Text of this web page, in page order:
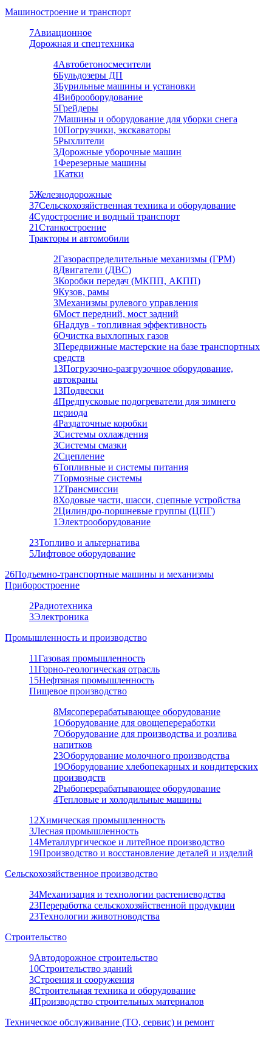
Машиностроение и транспорт
7Авиационное
Дорожная и спецтехника
4Автобетоносмесители
6Бульдозеры ДП
3Бурильные машины и установки
4Виброоборудование
5Грейдеры
7Машины и оборудование для уборки снега
10Погрузчики, экскаваторы
5Рыхлители
3Дорожные уборочные машин
1Ферезерные машины
1Катки
5Железнодорожные
37Сельскохозяйственная техника и оборудование
4Судостроение и водный транспорт
21Станкостроение
Тракторы и автомобили
2Газораспределительные механизмы (ГРМ)
8Двигатели (ДВС)
3Коробки передач (МКПП, АКПП)
9Кузов, рамы
3Механизмы рулевого управления
6Мост передний, мост задний
6Наддув - топливная эффективность
6Очистка выхлопных газов
3Передвижные мастерские на базе транспортных
средств
13Погрузочно-разгрузочное оборудование,
автокраны
13Подвески
4Предпусковые подогреватели для зимнего
периода
4Раздаточные коробки
3Системы охлаждения
3Системы смазки
2Сцепление
6Топливные и системы питания
7Тормозные системы
12Трансмиссии
8Ходовые части, шасси, сцепные устройства
2Цилиндро-поршневые группы (ЦПГ)
1Электрооборудование
23Топливо и альтернатива
5Лифтовое оборудование
26Подъемно-транспортные машины и механизмы
Приборостроение
2Радиотехника
3Электроника
Промышленность и производство
11Газовая промышленность
11Горно-геологическая отрасль
15Нефтяная промышленность
Пищевое производство
8Мясоперерабатывающее оборудование
1Оборудование для овощепереработки
7Оборудование для производства и розлива
напитков
23Оборудование молочного производства
19Оборудование хлебопекарных и кондитерских
производств
2Рыбоперерабатывающее оборудование
4Тепловые и холодильные машины
12Химическая промышленность
3Лесная промышленность
14Металлургическое и литейное производство
19Производство и восстановление деталей и изделий
Сельскохозяйственное производство
34Механизация и технологии растениеводства
23Переработка сельскохозяйственной продукции
23Технологии животноводства
Строительство
9Автодорожное строительство
10Строительство зданий
3Строения и сооружения
8Строительная техника и оборудование
4Производство строительных материалов
Техническое обслуживание (ТО, сервис) и ремонт